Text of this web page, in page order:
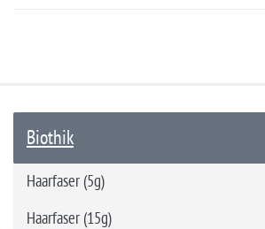
Biothik
Haarfaser (5g)
Haarfaser (15g)